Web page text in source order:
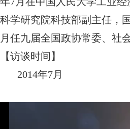
科学研究院科技部副主任，
月任九届全国政协常委、社
【访谈时间】
2014年7月